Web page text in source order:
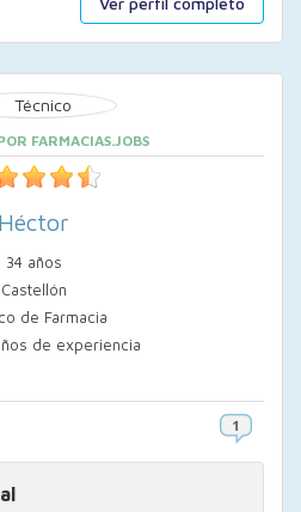
FARMACIAS.JOBS
Héctor
34 años
Castellón
de Farmacia
de experiencia